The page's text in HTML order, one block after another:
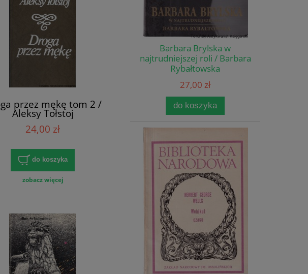
przez mękę tom 2 /
Aleksy Tołstoj
24,00 zł
do koszyka
zobacz więcej
Barbara Brylska w
najtrudniejszej roli / Barbara
Rybałtowska
27,00 zł
do koszyka